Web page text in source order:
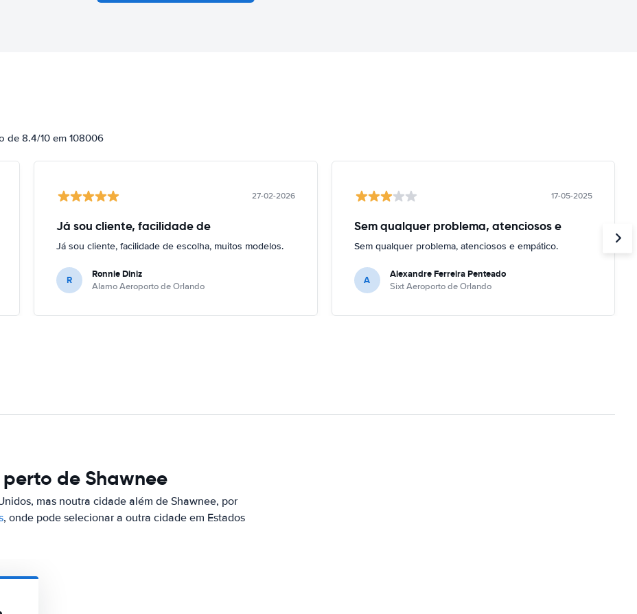
de 8.4/10 em 108006
27-02-2026
Já sou cliente, facilidade de
Já sou cliente, facilidade de escolha, muitos modelos.
R Ronnie Diniz
Alamo Aeroporto de Orlando
17-05-2025
Sem qualquer problema, atenciosos e
Sem qualquer problema, atenciosos e empático.
A Alexandre Ferreira Penteado
Sixt Aeroporto de Orlando
de Shawnee
mas noutra cidade além de Shawnee, por
, onde pode selecionar a outra cidade em Estados